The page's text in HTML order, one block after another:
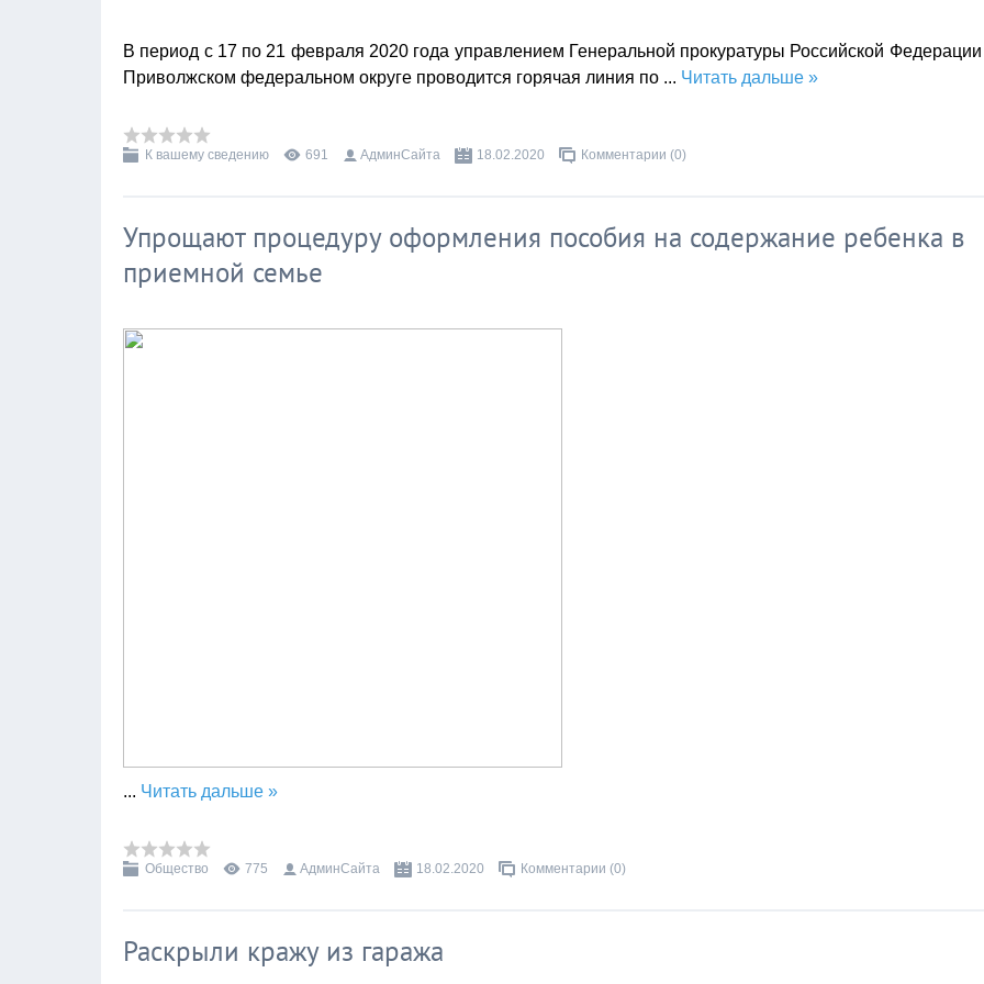
В период с 17 по 21 февраля 2020 года управлением Генеральной прокуратуры Российской
Приволжском федеральном округе проводится горячая линия по ... Читать дальше »
К вашему сведению 691 АдминСайта 18.02.2020 Комментарии (0)
Упрощают процедуру оформления пособия на содержание ребенка в
приемной семье
... Читать дальше »
Общество 775 АдминСайта 18.02.2020 Комментарии (0)
Раскрыли кражу из гаража